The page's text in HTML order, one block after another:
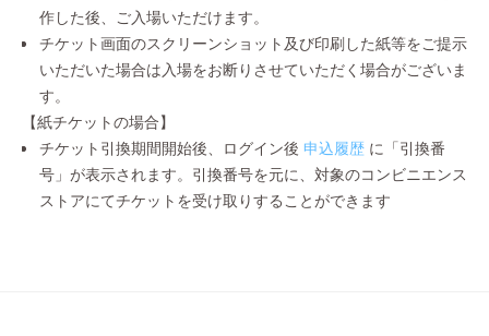
作した後、ご入場いただけます。
チケット画面のスクリーンショット及び印刷した紙等をご提示
いただいた場合は入場をお断りさせていただく場合がございま
す。
【紙チケットの場合】
チケット引換期間開始後、ログイン後 申込履歴 に「引換番
号」が表示されます。引換番号を元に、対象のコンビニエンス
ストアにてチケットを受け取りすることができます